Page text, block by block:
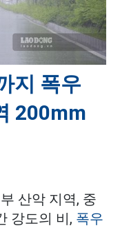
지 폭우
200mm
산악 지역, 중
강도의 비, 폭우